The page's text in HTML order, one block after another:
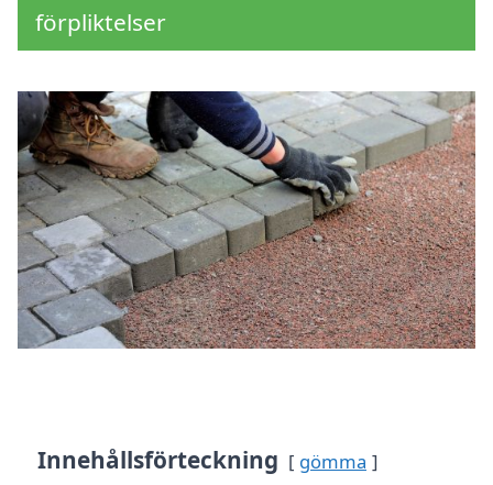
förpliktelser
Innehållsförteckning gömma